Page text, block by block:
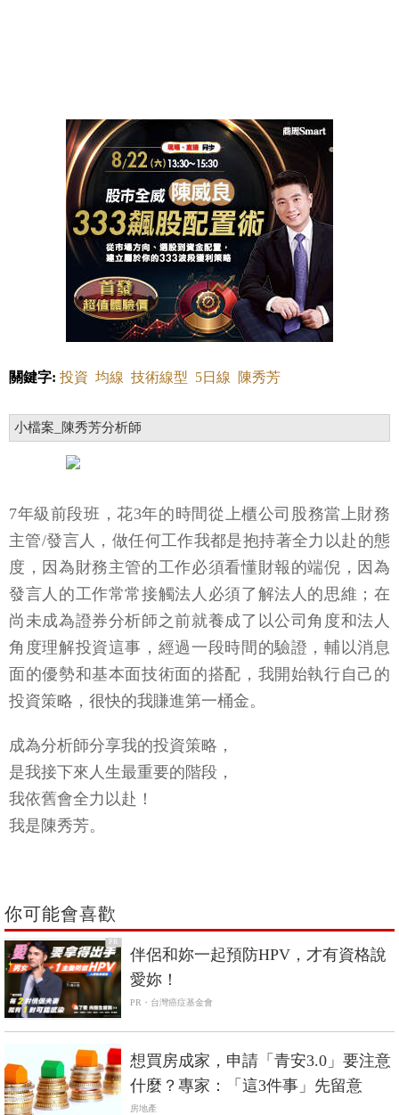
關鍵字: 投資 均線 技術線型 5日線 陳秀芳
小檔案_陳秀芳分析師
7年級前段班，花3年的時間從上櫃公司股務當上財務
主管/發言人，做任何工作我都是抱持著全力以赴的態
度，因為財務主管的工作必須看懂財報的端倪，因為
發言人的工作常常接觸法人必須了解法人的思維；在
尚未成為證券分析師之前就養成了以公司角度和法人
角度理解投資這事，經過一段時間的驗證，輔以消息
面的優勢和基本面技術面的搭配，我開始執行自己的
投資策略，很快的我賺進第一桶金。
成為分析師分享我的投資策略，
是我接下來人生最重要的階段，
我依舊會全力以赴！
我是陳秀芳。
你可能會喜歡
PR
伴侶和妳一起預防HPV，才有資格說
愛妳！
PR・台灣癌症基金會
想買房成家，申請「青安3.0」要注意
什麼？專家：「這3件事」先留意
房地產